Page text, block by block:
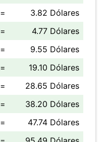
=
3.82 Dólares
=
4.77 Dólares
=
9.55 Dólares
=
19.10 Dólares
=
28.65 Dólares
=
38.20 Dólares
=
47.74 Dólares